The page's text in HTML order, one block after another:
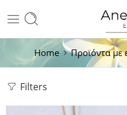
Home Προϊόντα με
Filters